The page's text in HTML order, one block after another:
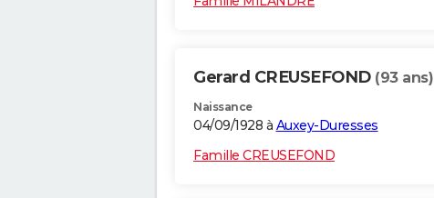
Gerard CREUSEFOND (93 ans)
Naissance
04/09/1928 à Auxey-Duresses
Famille CREUSEFOND